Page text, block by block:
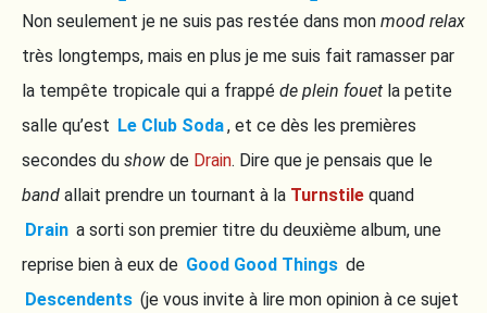
Non seulement je ne suis pas restée dans mon mood relax
très longtemps, mais en plus je me suis fait ramasser par
la tempête tropicale qui a frappé de plein fouet la petite
salle qu’est Le Club Soda, et ce dès les premières
secondes du show de Drain. Dire que je pensais que le
band allait prendre un tournant à la Turnstile quand
Drain a sorti son premier titre du deuxième album, une
reprise bien à eux de Good Good Things de
Descendents (je vous invite à lire mon opinion à ce sujet